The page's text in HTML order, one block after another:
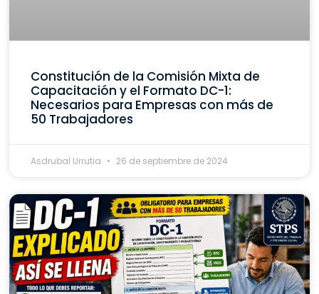
Constitución de la Comisión Mixta de
Capacitación y el Formato DC-1:
Necesarios para Empresas con más de
50 Trabajadores
Asdrubal Urrutia 26 de septiembre de 2024